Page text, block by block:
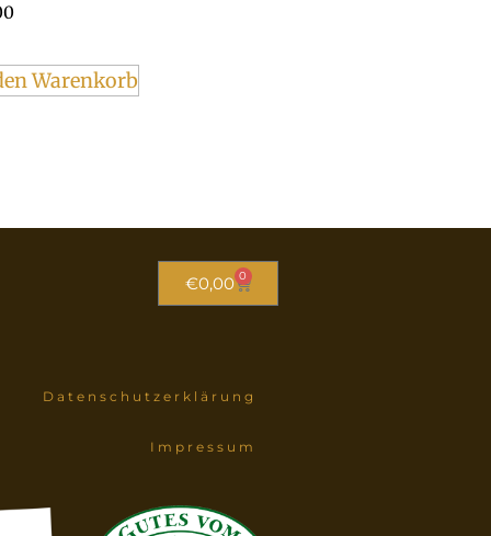
Warenkorb
€0,00 0
Datenschutzerklärung
Impressum